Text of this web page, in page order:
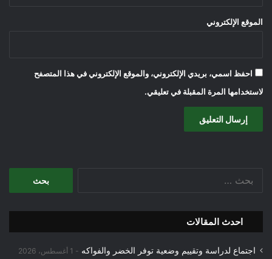
الموقع الإلكتروني
احفظ اسمي، بريدي الإلكتروني، والموقع الإلكتروني في هذا المتصفح
لاستخدامها المرة المقبلة في تعليقي.
احدث المقالات
اجتماع لدراسة وتقييم وضعية توفر الخضر والفواكه 1 أغسطس، 2026